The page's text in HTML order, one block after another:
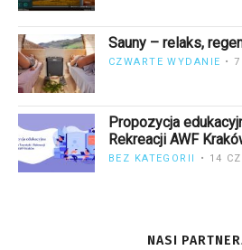
Sauny – relaks,
CZWARTE WYDANIE
Propozycja
Rekreacji AWF
BEZ KATEGORII 14
NASI